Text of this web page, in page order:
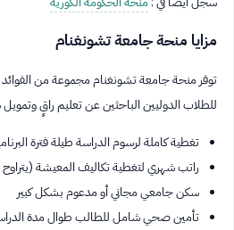
مزايا منحة جامعة تشونغنام
توفر منحة جامعة تشونغنام مجموعة من
للطلاب الدوليين الباحثين عن تعليم راقٍ
تغطية كاملة لرسوم الدراسة طيلة فترة
راتب شهري لتغطية تكاليف المعيشة (يتراوح بين 800 إلى 1000
سكن جامعي مجاني أو مدعوم بشكل كبير
تأمين صحي شامل للطالب طوال مدة